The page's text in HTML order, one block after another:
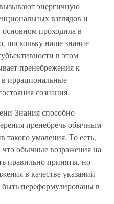
энергичную
взглядов и
проходила в
поскольку наше знание
в этом
пренебрежения к
иррациональные
сознания.
Знания способно
пренебречь обычным
такого умаления. То есть,
что обычные возражения на
правильно приняты, но
в качестве указаний
переформулированы в